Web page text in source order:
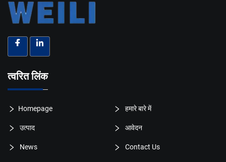
त्वरित लिंक
Homepage हमारे बारे में
उत्पाद आवेदन
News Contact Us